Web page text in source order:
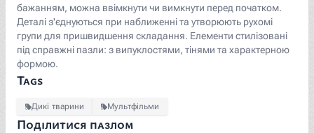
бажанням, можна ввімкнути чи вимкнути перед початком.
Деталі з'єднуються при наближенні та утворюють рухомі
групи для пришвидшення складання. Елементи стилізовані
під справжні пазли: з випуклостями, тінями та характерною
формою.
Tags
Дикі тварини Мультфільми
Поділитися пазлом